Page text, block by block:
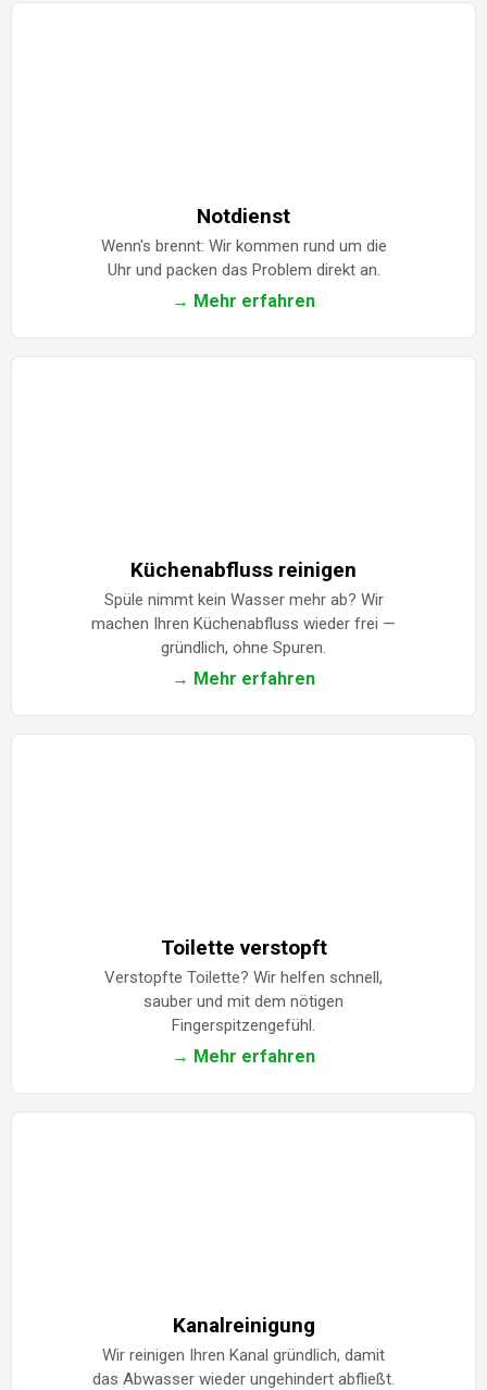
Notdienst
Wenn's brennt: Wir kommen rund um die
Uhr und packen das Problem direkt an.
→ Mehr erfahren
Küchenabfluss reinigen
Spüle nimmt kein Wasser mehr ab? Wir
machen Ihren Küchenabfluss wieder frei —
gründlich, ohne Spuren.
→ Mehr erfahren
Toilette verstopft
Verstopfte Toilette? Wir helfen schnell,
sauber und mit dem nötigen
Fingerspitzengefühl.
→ Mehr erfahren
Kanalreinigung
Wir reinigen Ihren Kanal gründlich, damit
das Abwasser wieder ungehindert abfließt.